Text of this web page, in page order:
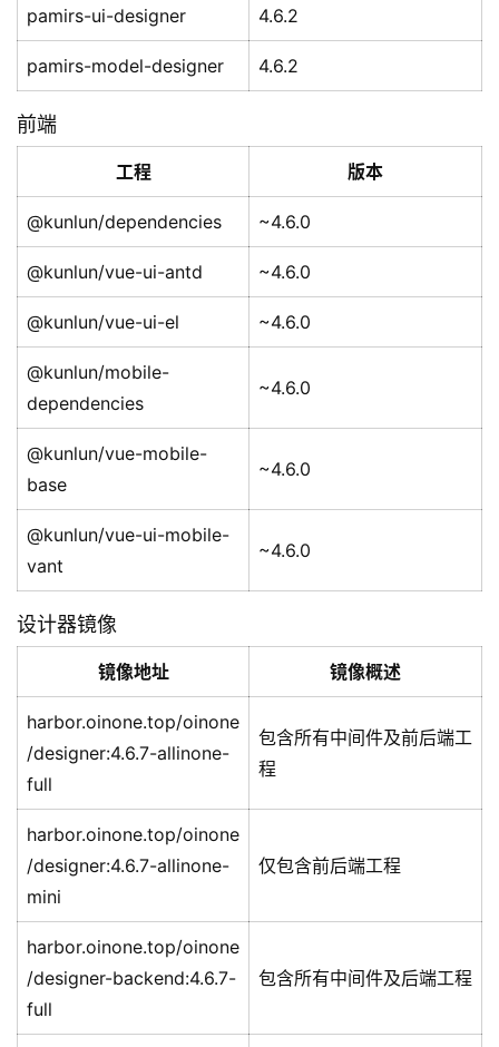
pamirs-ui-designer 4.6.2
pamirs-model-designer 4.6.2
前端
工程 版本
@kunlun/dependencies ~4.6.0
@kunlun/vue-ui-antd ~4.6.0
@kunlun/vue-ui-el ~4.6.0
@kunlun/mobile-
dependencies
~4.6.0
@kunlun/vue-mobile-
base
~4.6.0
@kunlun/vue-ui-mobile-
vant
~4.6.0
设计器镜像
镜像地址 镜像概述
harbor.oinone.top/oinone
/designer:4.6.7-allinone-
full
包含所有中间件及前后端工
程
harbor.oinone.top/oinone
/designer:4.6.7-allinone-
mini
仅包含前后端工程
harbor.oinone.top/oinone
/designer-backend:4.6.7-
full
包含所有中间件及后端工程